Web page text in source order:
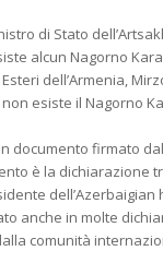
di Stato
alcun Nagorno
dell’Armenia,
esiste il Nagorno
documento firmato
è la dichiarazione
anche in molte
comunità